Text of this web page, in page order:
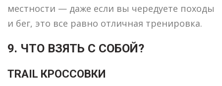
местности — даже если вы чередуете походы
и бег, это все равно отличная тренировка.
9. ЧТО ВЗЯТЬ С СОБОЙ?
TRAIL КРОССОВКИ